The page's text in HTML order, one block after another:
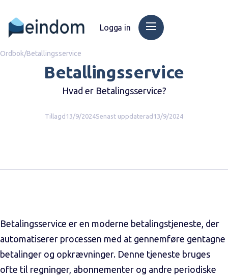
Logga in
Ordbok/Betallingsservice
Betallingsservice
Hvad er Betalingsservice?
Tillagd 13/9/2024Senast uppdaterad 13/9/2024
Betalingsservice er en moderne betalingstjeneste, der
automatiserer processen med at gennemføre gentagne
betalinger og opkrævninger. Denne tjeneste bruges
ofte til regninger, abonnementer og andre periodiske